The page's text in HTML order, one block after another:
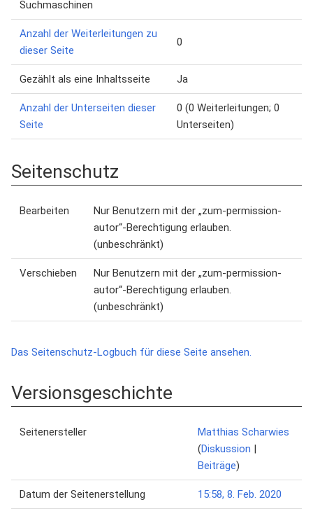
Suchmaschinen
Anzahl der Weiterleitungen zu
dieser Seite
0
Gezählt als eine Inhaltsseite Ja
Anzahl der Unterseiten dieser
Seite
0 (0 Weiterleitungen; 0
Unterseiten)
Seitenschutz
Bearbeiten
Nur Benutzern mit der „zum-permission-
autor“-Berechtigung erlauben.
(unbeschränkt)
Verschieben
Nur Benutzern mit der „zum-permission-
autor“-Berechtigung erlauben.
(unbeschränkt)
Das Seitenschutz-Logbuch für diese Seite ansehen.
Versionsgeschichte
Seitenersteller
Matthias Scharwies
(Diskussion |
Beiträge)
Datum der Seitenerstellung 15:58, 8. Feb. 2020